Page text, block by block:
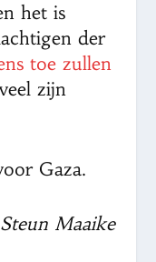
het is
der
toe zullen
zijn
Gaza.
Maaike